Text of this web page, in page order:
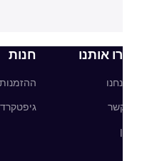
אותנו חנות
ההזמנות שלי
גיפטקרד